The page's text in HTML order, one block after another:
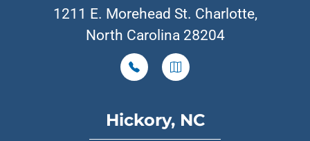
1211 E. Morehead St. Charlotte,
North Carolina 28204
Hickory, NC